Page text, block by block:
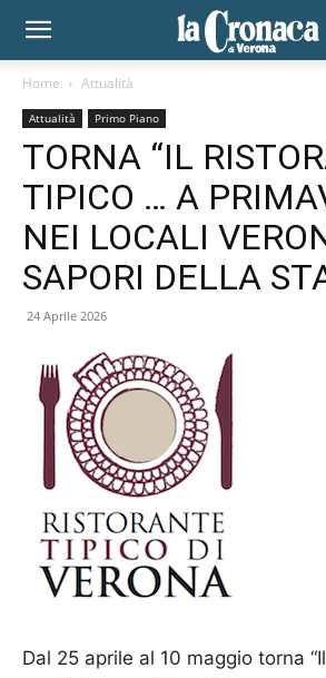
Home Attualità
Attualità Primo Piano
TORNA “IL
TIPICO … A
NEI LOCALI
SAPORI DELLA
24 Aprile 2026
Dal 25 aprile al 10 maggio torna